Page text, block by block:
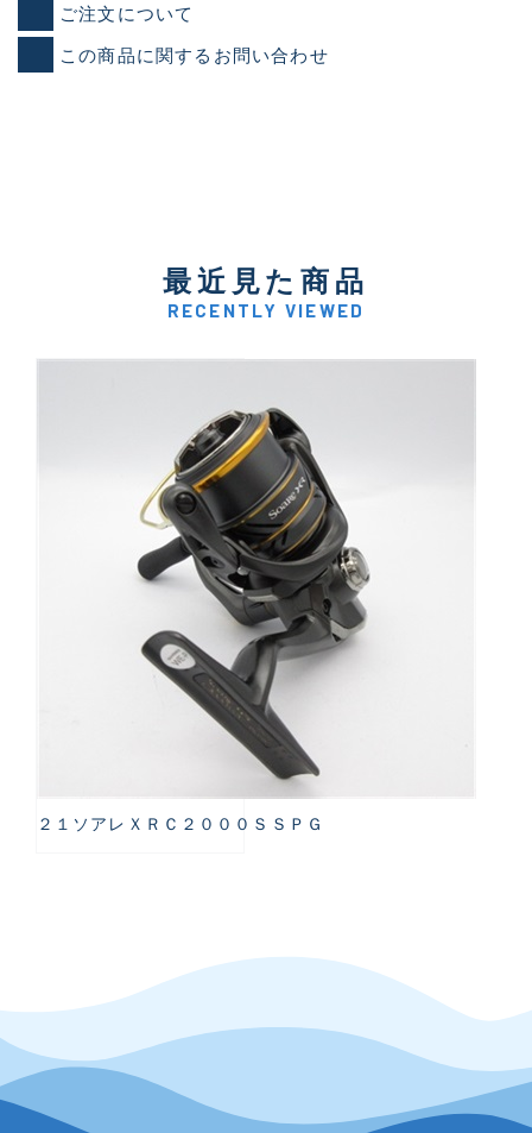
ご注文について
この商品に関するお問い合わせ
最近見た商品
RECENTLY VIEWED
２１ソアレＸＲＣ２０００ＳＳＰＧ